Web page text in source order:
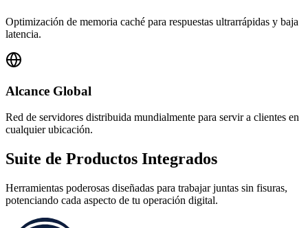
Optimización de memoria caché para respuestas ultrarrápidas y baja
latencia.
Alcance Global
Red de servidores distribuida mundialmente para servir a clientes en
cualquier ubicación.
Suite de Productos Integrados
Herramientas poderosas diseñadas para trabajar juntas sin fisuras,
potenciando cada aspecto de tu operación digital.